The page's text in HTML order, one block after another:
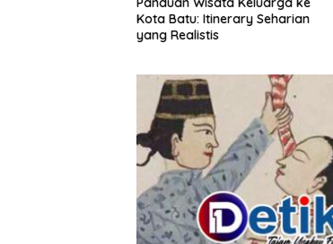
Kota Batu: Itinerary Seharian
yang Realistis